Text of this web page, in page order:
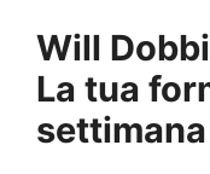
Will
La tua
settimana